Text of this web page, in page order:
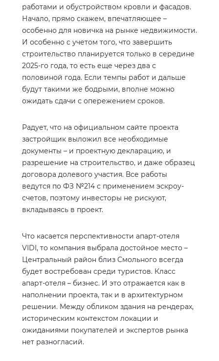
работами и обустройством кровли и фасадов.
Начало, прямо скажем, впечатляющее –
особенно для новичка на рынке недвижимости.
И особенно с учетом того, что завершить
строительство планируется только в середине
2025-го года, то есть еще через два с
половиной года. Если темпы работ и дальше
будут такими же бодрыми, вполне можно
ожидать сдачи с опережением сроков.
Радует, что на официальном сайте проекта
застройщик выложил все необходимые
документы – и проектную декларацию, и
разрешение на строительство, и даже образец
договора долевого участия. Все работы
ведутся по ФЗ №214 с применением эскроу-
счетов, поэтому инвесторы не рискуют,
вкладываясь в проект.
Что касается перспективности апарт-отеля
VIDI, то компания выбрала достойное место –
Центральный район близ Смольного всегда
будет востребован среди туристов. Класс
апарт-отеля – бизнес. И это отражается как в
наполнении проекта, так и в архитектурном
решении. Между обликом здания на рендерах,
историческим контекстом локации и
ожиданиями покупателей и экспертов рынка
нет разногласий.